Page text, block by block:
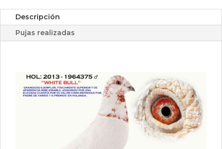
Descripción
Pujas realizadas